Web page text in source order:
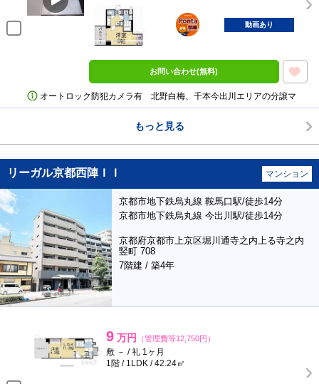
ポンタ
部屋
動画あり
お問い合わせ(無料)
オートロック防犯カメラ有 北野白梅、千本今出川エリアの分譲マ
もっと見る
リーガル京都西陣ＩＩ マンション
京都市地下鉄烏丸線 鞍馬口駅/徒歩14分
京都市地下鉄烏丸線 今出川駅/徒歩14分
京都府京都市上京区堀川通寺之内上る寺之内
竪町 708
7階建 / 築4年
9 万円 （管理費等12,750円）
敷 － / 礼 1ヶ月
1階 / 1LDK / 42.24㎡